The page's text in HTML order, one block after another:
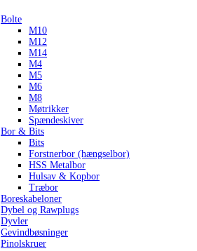
Bolte
M10
M12
M14
M4
M5
M6
M8
Møtrikker
Spændeskiver
Bor & Bits
Bits
Forstnerbor (hængselbor)
HSS Metalbor
Hulsav & Kopbor
Træbor
Boreskabeloner
Dybel og Rawplugs
Dyvler
Gevindbøsninger
Pinolskruer